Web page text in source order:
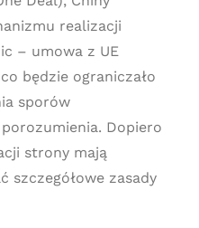
realizacji
– umowa z UE
będzie ograniczało
sporów
Dopiero
strony mają
szczegółowe zasady